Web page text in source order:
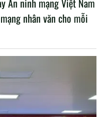
nhân văn cho mỗi